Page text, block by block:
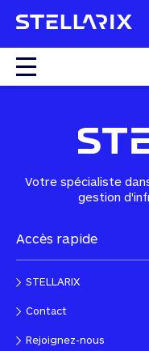
Services
Sécurité
SaaS
Home
Votre spécialiste
gestion
Accès rapide
STELLARIX
Contact
Rejoignez-nous